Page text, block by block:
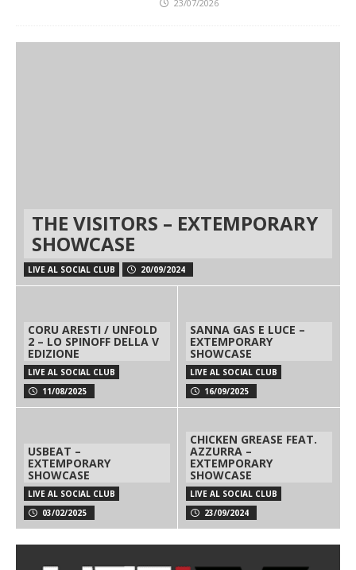
23/07/2026
THE VISITORS – EXTEMPORARY
SHOWCASE
LIVE AL SOCIAL CLUB 20/09/2024
CORU ARESTI / UNFOLD
2 – LO SPINOFF DELLA V
EDIZIONE
LIVE AL SOCIAL CLUB
11/08/2025
SANNA GAS E LUCE –
EXTEMPORARY
SHOWCASE
LIVE AL SOCIAL CLUB
16/09/2025
USBEAT –
EXTEMPORARY
SHOWCASE
LIVE AL SOCIAL CLUB
03/02/2025
CHICKEN GREASE FEAT.
AZZURRA –
EXTEMPORARY
SHOWCASE
LIVE AL SOCIAL CLUB
23/09/2024